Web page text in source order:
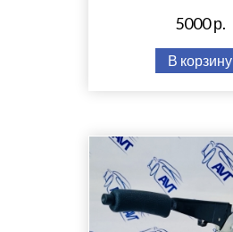
5000 р.
В корзину